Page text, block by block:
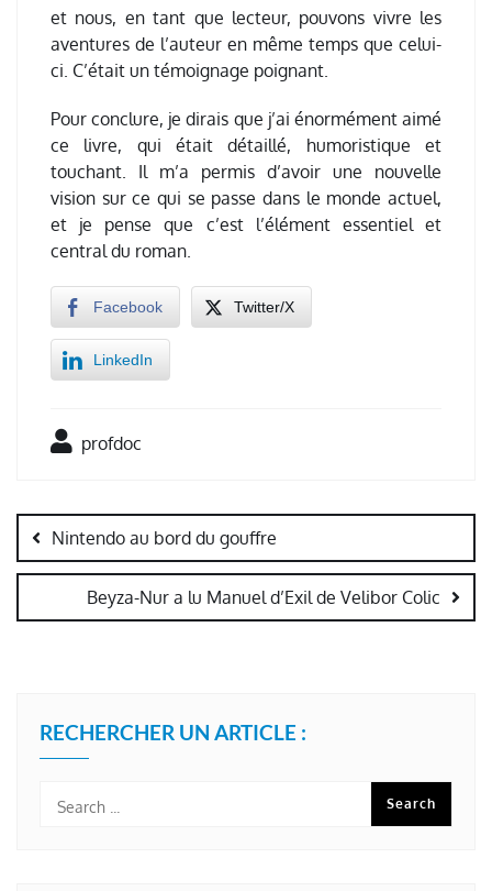
et nous, en tant que lecteur, pouvons vivre les
aventures de l’auteur en même temps que celui-
ci. C’était un témoignage poignant.
Pour conclure, je dirais que j’ai énormément aimé
ce livre, qui était détaillé, humoristique et
touchant. Il m’a permis d’avoir une nouvelle
vision sur ce qui se passe dans le monde actuel,
et je pense que c’est l’élément essentiel et
central du roman.
Facebook Twitter/X
LinkedIn
profdoc
de
l’article
Nintendo au bord du gouffre
Beyza-Nur a lu Manuel d’Exil de Velibor Colic
RECHERCHER UN ARTICLE :